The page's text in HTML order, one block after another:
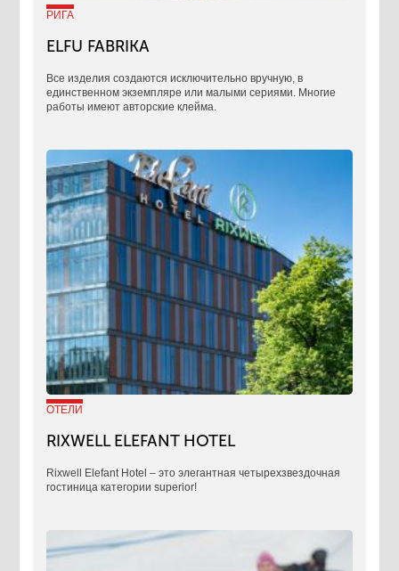
РИГА
ELFU FABRIKA
Все изделия создаются исключительно вручную, в
единственном экземпляре или малыми сериями. Многие
работы имеют авторские клейма.
ОТЕЛИ
RIXWELL ELEFANT HOTEL
Rixwell Elefant Hotel ‒ это элегантная четырехзвездочная
гостиница категории superior!